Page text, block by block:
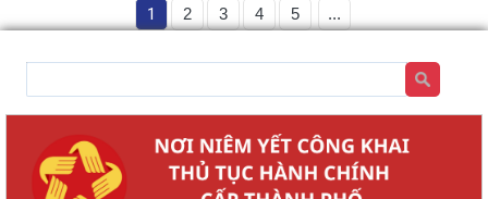
1 2 3 4 5 ...